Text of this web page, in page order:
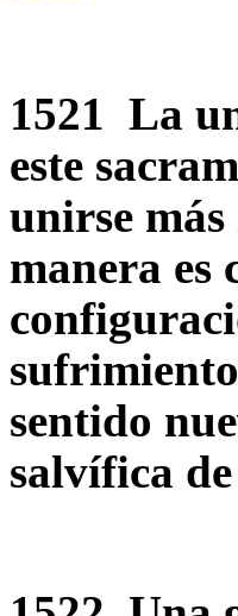
1521 La
este
unirse
manera es
sentido
salvífica de